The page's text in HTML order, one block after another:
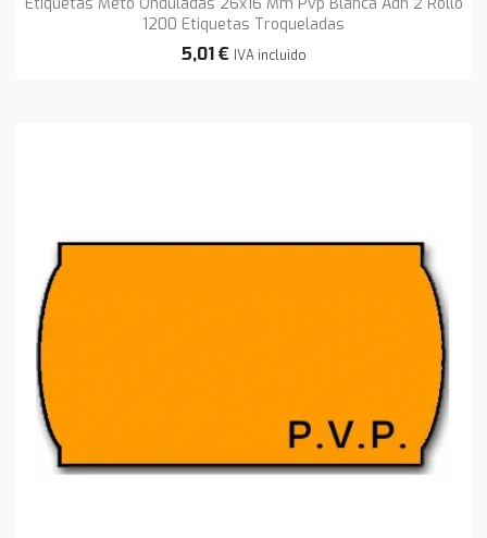
Etiquetas Meto Onduladas 26x16 Mm Pvp Blanca Adh 2 Rollo
1200 Etiquetas Troqueladas
5,01 € IVA incluido